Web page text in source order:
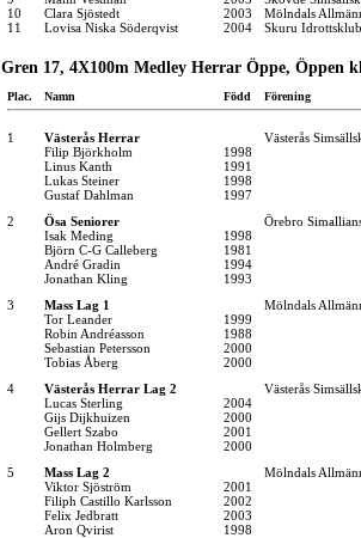
10
Clara Sjöstedt 2003
Mölndals
11
Lovisa Niska Söderqvist 2004 Skuru
Gren 17, 4X100m Medley Herrar Öppe, Öppen
Plac. Namn Född Förening
1 Västerås Herrar
Västerås
Filip Björkholm
1998
Linus Kanth
1991
Lukas Steiner
1998
Gustaf Dahlman
1997
2
Ösa Seniorer
Örebro
Isak Meding
1998
Björn C-G Calleberg
1981
André Gradin
1994
Jonathan Kling
1993
3
Mass Lag 1
Mölndals
Tor Leander
1999
Robin Andréasson
1988
Sebastian Petersson
2000
Tobias Åberg
2000
4
Västerås Herrar Lag 2
Västerås
Lucas Sterling
2004
Gijs Dijkhuizen
2000
Gellert Szabo
2001
Jonathan Holmberg
2000
5
Mass Lag 2
Mölndals
Viktor Sjöström
2001
Filiph Castillo Karlsson
2002
Felix Jedbratt
2003
Aron Qvirist
1998